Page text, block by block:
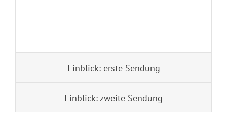
Einblick: erste Sendung
Einblick: zweite Sendung